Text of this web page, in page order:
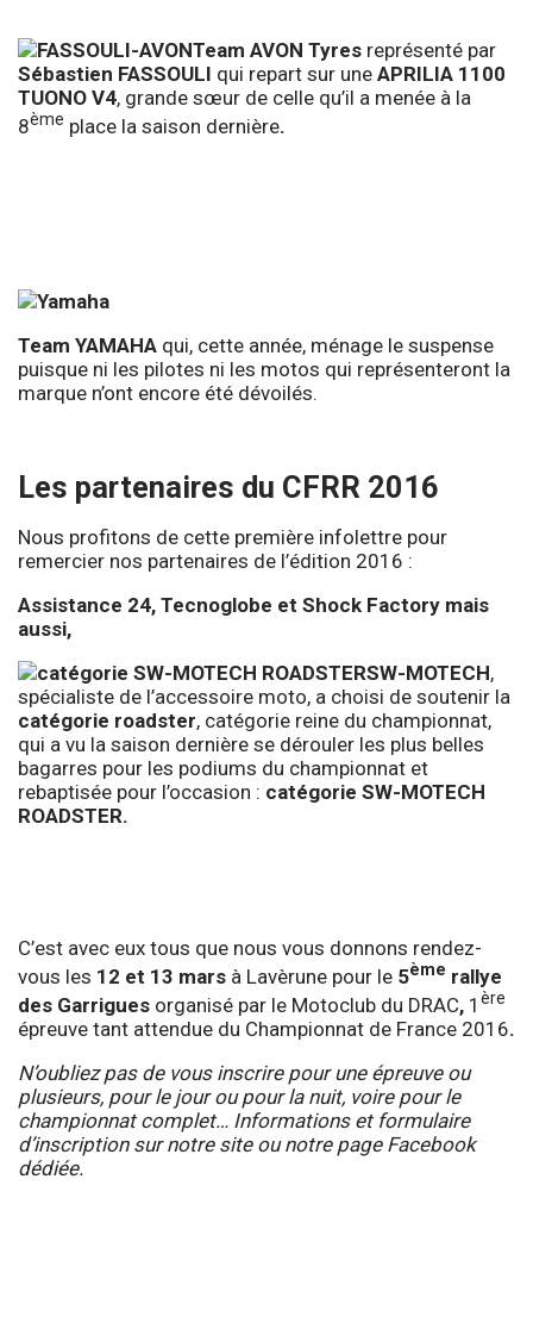
Team AVON Tyres représenté par
Sébastien FASSOULI qui repart sur une APRILIA 1100
TUONO V4, grande sœur de celle qu’il a menée à la
8ème place la saison dernière.
Team YAMAHA qui, cette année, ménage le suspense
puisque ni les pilotes ni les motos qui représenteront la
marque n’ont encore été dévoilés.
Les partenaires du CFRR 2016
Nous profitons de cette première infolettre pour
remercier nos partenaires de l’édition 2016 :
Assistance 24, Tecnoglobe et Shock Factory mais
aussi,
SW-MOTECH,
spécialiste de l’accessoire moto, a choisi de soutenir la
catégorie roadster, catégorie reine du championnat,
qui a vu la saison dernière se dérouler les plus belles
bagarres pour les podiums du championnat et
rebaptisée pour l’occasion : catégorie SW-MOTECH
ROADSTER.
C’est avec eux tous que nous vous donnons rendez-
vous les 12 et 13 mars à Lavèrune pour le 5ème rallye
des Garrigues organisé par le Motoclub du DRAC, 1 ère
épreuve tant attendue du Championnat de France 2016.
N’oubliez pas de vous inscrire pour une épreuve ou
plusieurs, pour le jour ou pour la nuit, voire pour le
championnat complet… Informations et formulaire
d’inscription sur notre siteou notre page Facebook
dédiée.